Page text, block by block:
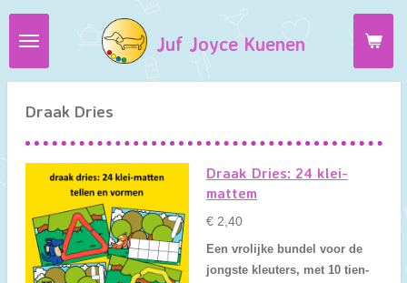
Ga
direct
de
hoofdinhoud
Juf Joyce Kuenen
Draak Dries
Draak Dries: 24 klei-
mattem
€ 2,40
Een vrolijke bundel voor de
jongste kleuters, met 10 tien-